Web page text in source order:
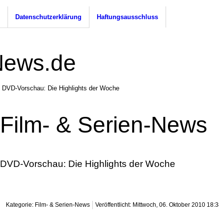
Datenschutzerklärung Haftungsausschluss
DVD-Vorschau: Die Highlights der Woche
Film- & Serien-News
DVD-Vorschau: Die Highlights der Woche
Kategorie: Film- & Serien-News Veröffentlicht: Mittwoch, 06. Oktober 2010